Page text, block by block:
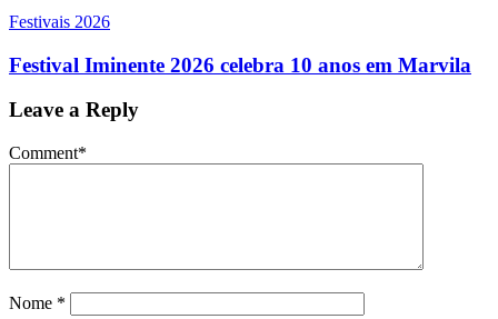
Festivais 2026
Festival Iminente 2026 celebra 10 anos em Marvila
Leave a Reply
Comment*
Nome *